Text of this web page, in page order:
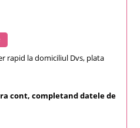
rapid la domiciliul Dvs, plata
cont, completand datele de